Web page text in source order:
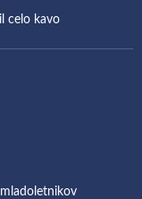
celo kavo